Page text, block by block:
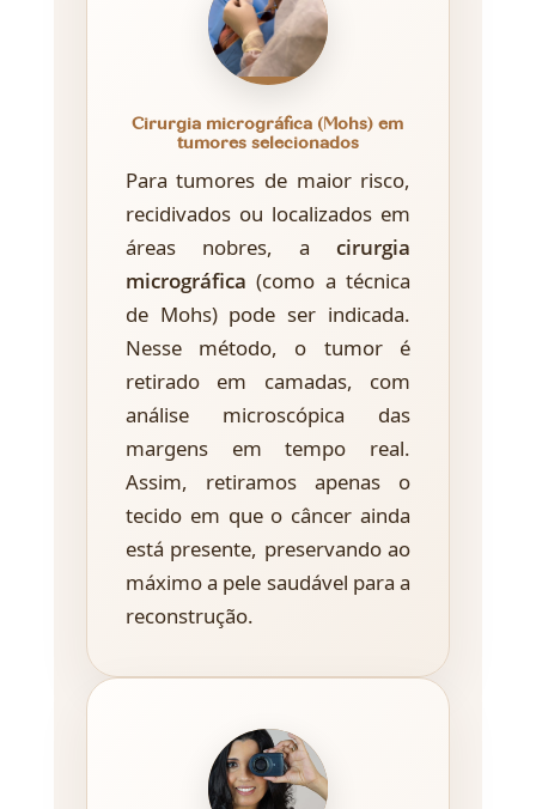
Cirurgia micrográfica (Mohs) em
tumores selecionados
Para tumores de maior risco,
recidivados ou localizados em
áreas nobres, acirurgia
micrográfica (como a técnica
de Mohs) pode ser indicada.
Nesse método, o tumor é
retirado em camadas, com
análise microscópica das
margens em tempo real.
Assim, retiramos apenas o
tecido em que o câncer ainda
está presente, preservando ao
máximo a pele saudável para a
reconstrução.